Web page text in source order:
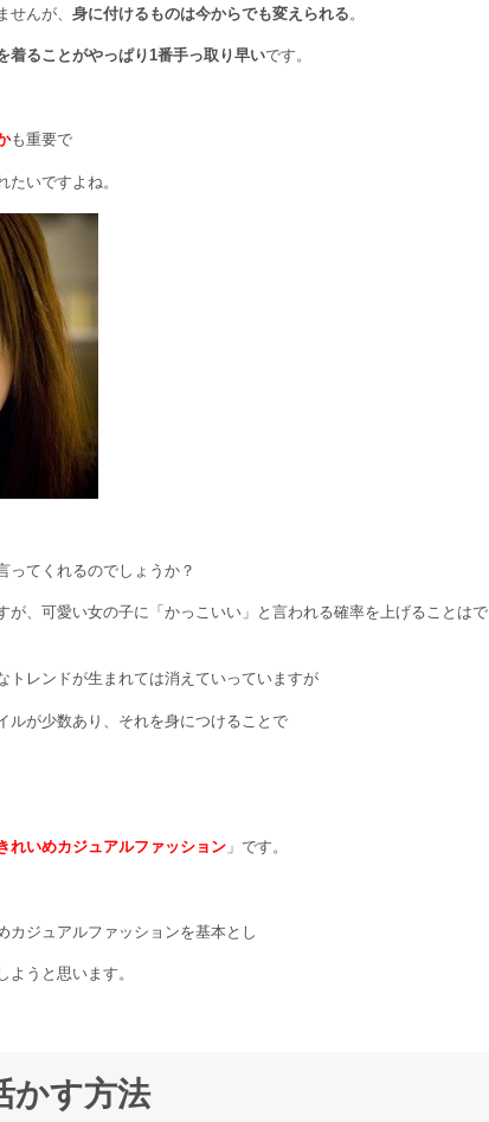
んが、 身に付けるものは今からでも変えられる 。
着ることがやっぱり1番手っ取り早いです。
も重要で
たいですよね。
ってくれるのでしょうか？
が、可愛い女の子に「かっこいい」と言われる確率を上げることはで
トレンドが生まれては消えていっていますが
ルが少数あり、それを身につけることで
れいめカジュアルファッション 」です。
カジュアルファッションを基本とし
うと思います。
す方法